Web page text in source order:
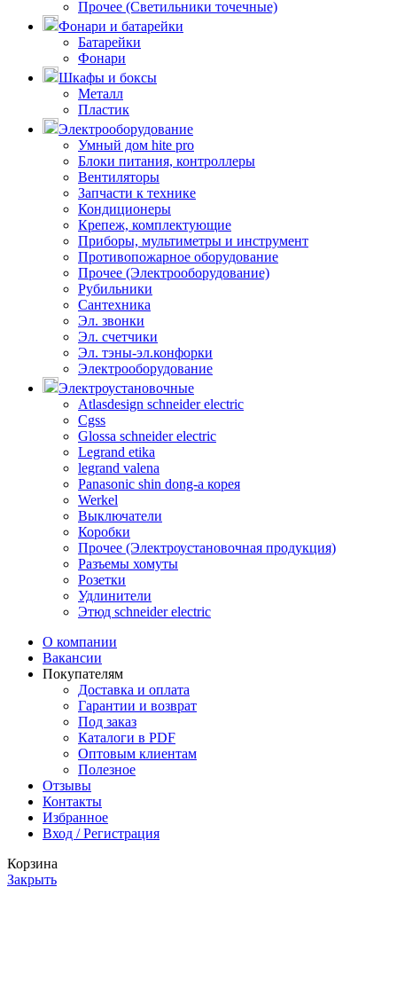
Прочее (Светильники точечные)
Фонари и батарейки
Батарейки
Фонари
Шкафы и боксы
Металл
Пластик
Электрооборудование
Умный дом hite pro
Блоки питания, контроллеры
Вентиляторы
Запчасти к технике
Кондиционеры
Крепеж, комплектующие
Приборы, мультиметры и инструмент
Противопожарное оборудование
Прочее (Электрооборудование)
Рубильники
Сантехника
Эл. звонки
Эл. счетчики
Эл. тэны-эл.конфорки
Электрооборудование
Электроустановочные
Atlasdesign schneider electric
Cgss
Glossa schneider electric
Legrand etika
legrand valena
Panasonic shin dong-a корея
Werkel
Выключатели
Коробки
Прочее (Электроустановочная продукция)
Разъемы хомуты
Розетки
Удлинители
Этюд schneider electric
О компании
Вакансии
Покупателям
Доставка и оплата
Гарантии и возврат
Под заказ
Каталоги в PDF
Оптовым клиентам
Полезное
Отзывы
Контакты
Избранное
Вход / Регистрация
Корзина
Закрыть